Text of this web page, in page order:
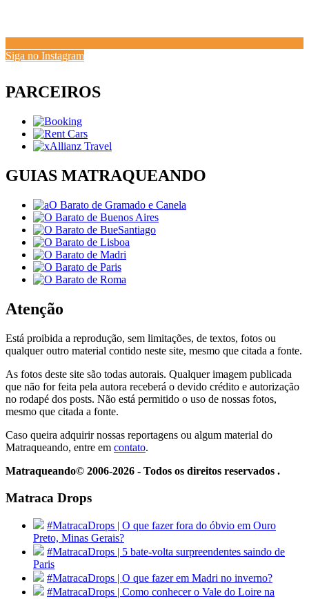
Siga no Instagram
PARCEIROS
GUIAS MATRAQUEANDO
Atenção
Está proibida a reprodução, sem limitações, de textos, fotos ou
qualquer outro material contido neste site, mesmo que citada a fonte.
As fotos deste site são todas autorais. Qualquer imagem publicada
que não for feita pela autora receberá o devido crédito e autorização
no rodapé dos posts. Não está permitido o uso de nossas fotos,
mesmo que citada a fonte.
Caso queira adquirir nossas reportagens ou algum material do
Matraqueando, entre em contato.
Matraqueando© 2006-2026 - Todos os direitos reservados .
Matraca Drops
#MatracaDrops | O que fazer fora do óbvio em Ouro
Preto, Minas Gerais?
#MatracaDrops | 5 bate-volta surpreendentes saindo de
Paris
#MatracaDrops | O que fazer em Madri no inverno?
#MatracaDrops | Como conhecer o Vale do Loire na